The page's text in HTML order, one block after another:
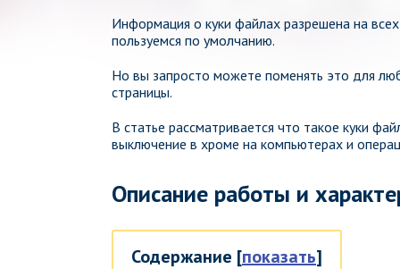
Информация о куки файлах разрешена на
пользуемся по умолчанию.
Но вы запросто можете поменять это для
страницы.
В статье рассматривается что такое куки
выключение в хроме на компьютерах и
Описание работы и
Содержание [показать]